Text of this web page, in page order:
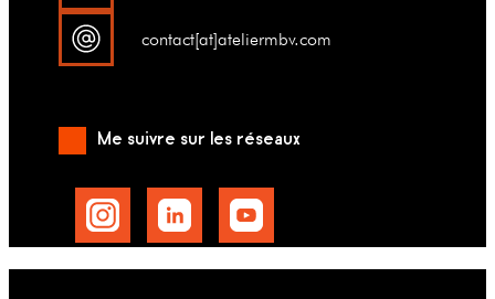
contact[at]ateliermbv.com
Me suivre sur les réseaux